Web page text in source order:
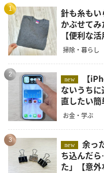
1
針も糸も
かぶせて
【便利な活
掃除・暮らし
2
new
ないうち
直したい
お金・学ぶ
3
new
余った「ダブルクリップ」を車に持
ち込んだ
た」【意外